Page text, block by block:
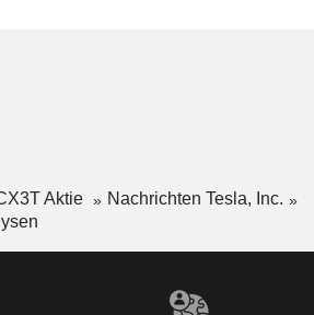
Aktie
Nachrichten Tesla, Inc.